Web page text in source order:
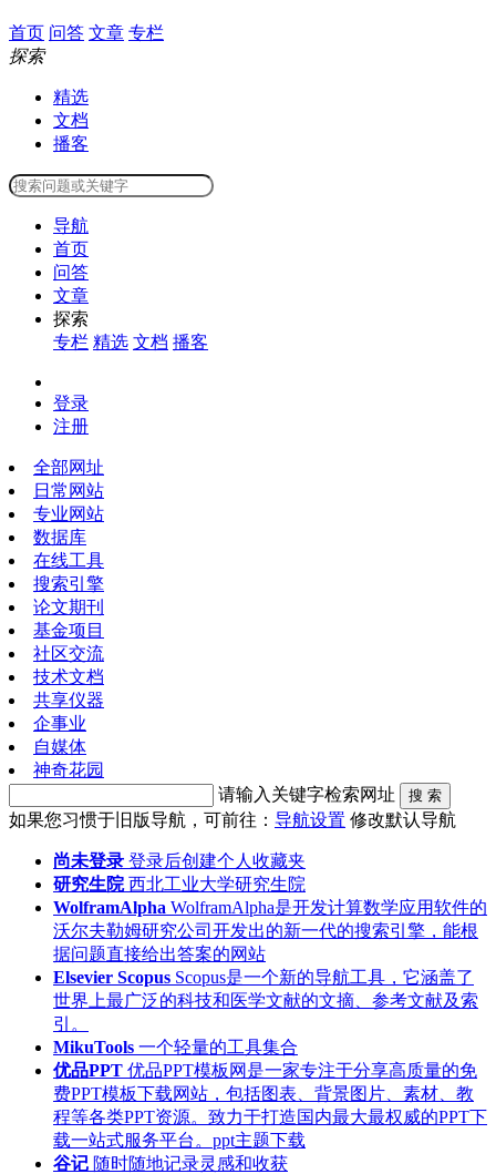
首页 问答 文章 专栏
探索
精选
文档
播客
导航
首页
问答
文章
探索
专栏 精选 文档 播客
登录
注册
全部网址
日常网站
专业网站
数据库
在线工具
搜索引擎
论文期刊
基金项目
社区交流
技术文档
共享仪器
企事业
自媒体
神奇花园
请输入关键字检索网址
搜 索
如果您习惯于旧版导航，可前往： 导航设置 修改默认导航
尚未登录 登录后创建个人收藏夹
研究生院西北工业大学研究生院
WolframAlpha WolframAlpha是开发计算数学应用软件的
沃尔夫勒姆研究公司开发出的新一代的搜索引擎，能根
据问题直接给出答案的网站
Elsevier Scopus Scopus是一个新的导航工具，它涵盖了
世界上最广泛的科技和医学文献的文摘、参考文献及索
引。
MikuTools 一个轻量的工具集合
优品PPT 优品PPT模板网是一家专注于分享高质量的免
费PPT模板下载网站，包括图表、背景图片、素材、教
程等各类PPT资源。致力于打造国内最大最权威的PPT下
载一站式服务平台。ppt主题下载
谷记 随时随地记录灵感和收获